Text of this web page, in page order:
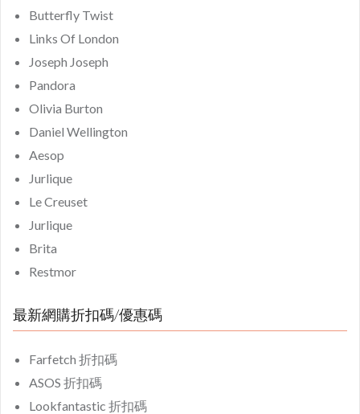
Butterfly Twist
Links Of London
Joseph Joseph
Pandora
Olivia Burton
Daniel Wellington
Aesop
Jurlique
Le Creuset
Jurlique
Brita
Restmor
最新網購折扣碼/優惠碼
Farfetch 折扣碼
ASOS 折扣碼
Lookfantastic 折扣碼